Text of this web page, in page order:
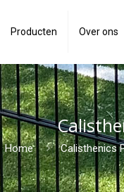
Producten Over ons
Home Calisthenics